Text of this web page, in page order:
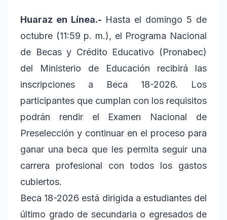
Huaraz en Línea.- Hasta el domingo 5 de
octubre (11:59 p. m.), el Programa Nacional
de Becas y Crédito Educativo (Pronabec)
del Ministerio de Educación recibirá las
inscripciones a Beca 18-2026. Los
participantes que cumplan con los requisitos
podrán rendir el Examen Nacional de
Preselección y continuar en el proceso para
ganar una beca que les permita seguir una
carrera profesional con todos los gastos
cubiertos.
Beca 18-2026 está dirigida a estudiantes del
último grado de secundaria o egresados de